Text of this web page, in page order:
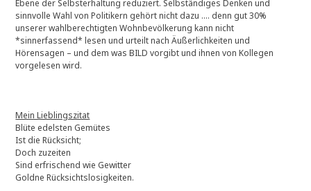
Ebene der Selbsterhaltung reduziert. Selbständiges Denken und
sinnvolle Wahl von Politikern gehört nicht dazu …. denn gut 30%
unserer wahlberechtigten Wohnbevölkerung kann nicht
*sinnerfassend* lesen und urteilt nach Äußerlichkeiten und
Hörensagen – und dem was BILD vorgibt und ihnen von Kollegen
vorgelesen wird.
Mein Lieblingszitat
Blüte edelsten Gemütes
Ist die Rücksicht;
Doch zuzeiten
Sind erfrischend wie Gewitter
Goldne Rücksichtslosigkeiten.